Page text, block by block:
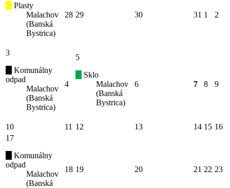
Plasty
Malachov
(Banská
Bystrica)
28 29 30 31 1 2
3
Komunálny
odpad
Malachov
(Banská
Bystrica)
4
5
Sklo
Malachov
(Banská
Bystrica)
6 7 8 9
10 11 12 13 14 15 16
17
Komunálny
odpad
Malachov
(Banská
18 19 20 21 22 23